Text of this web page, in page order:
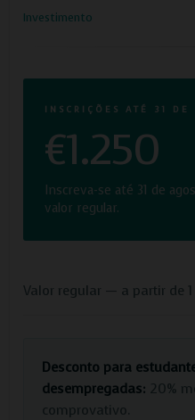
Investimento
INSCRIÇÕES ATÉ 31 DE
€1.250
Inscreva-se até 31 de
valor regular.
Valor regular — a partir de
Desconto para
desempregadas: 20%
comprovativo.